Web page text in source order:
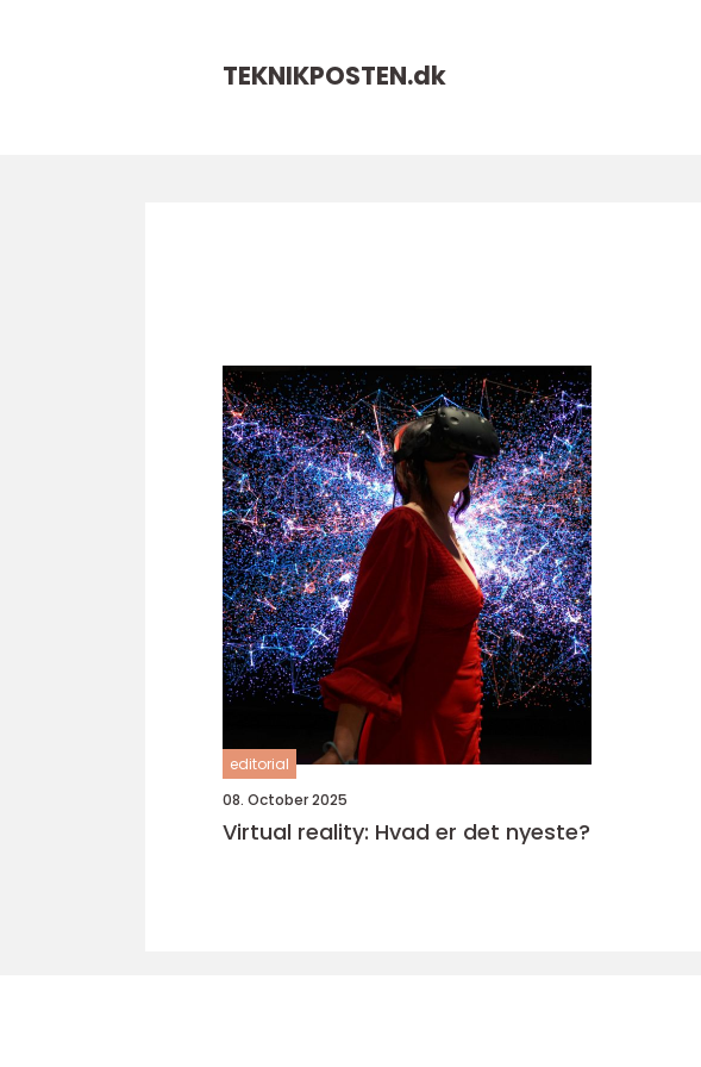
TEKNIKPOSTEN.dk
editorial
08. October 2025
Virtual reality: Hvad er det nyeste?